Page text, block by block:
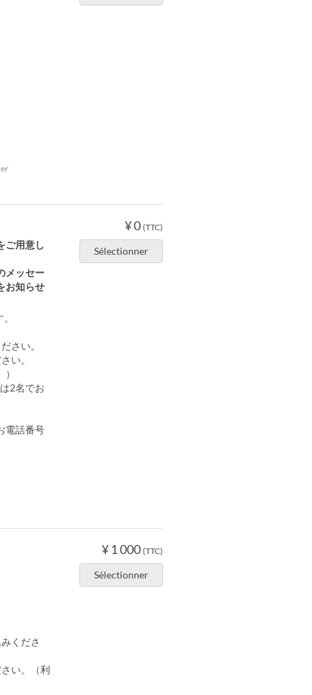
¥ 0 (TTC)
Sélectionner
ご用意し
メッセー
お知らせ
さい。
い。
2名でお
電話番号
¥ 1 000 (TTC)
Sélectionner
くださ
い。（利